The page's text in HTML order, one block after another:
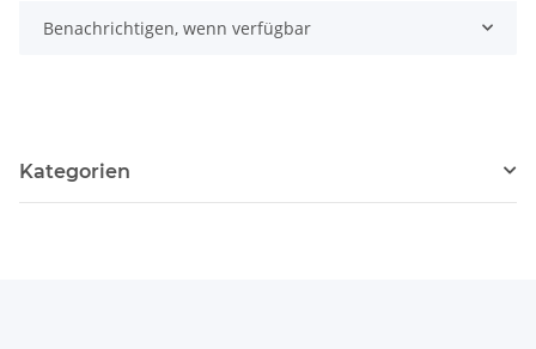
Benachrichtigen, wenn verfügbar
Kategorien